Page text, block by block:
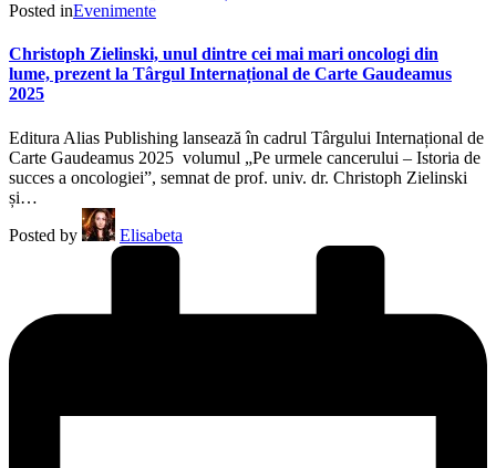
Posted inEvenimente
Christoph Zielinski, unul dintre cei mai mari oncologi din
lume, prezent la Târgul Internațional de Carte Gaudeamus
2025
Editura Alias Publishing lansează în cadrul Târgului Internațional de
Carte Gaudeamus 2025 volumul „Pe urmele cancerului – Istoria de
succes a oncologiei”, semnat de prof. univ. dr. Christoph Zielinski
și…
Posted by
Elisabeta